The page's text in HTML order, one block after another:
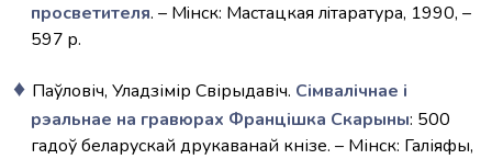
просветителя. – Мiнск: Мастацкая лiтаратура, 1990, –
597 p.
Паўловіч, Уладзімір Свірыдавіч. Сімвалічнае і
рэальнае на гравюрах Францішка Скарыны: 500
гадоў беларускай друкаванай кнізе. – Мінск: Галіяфы,